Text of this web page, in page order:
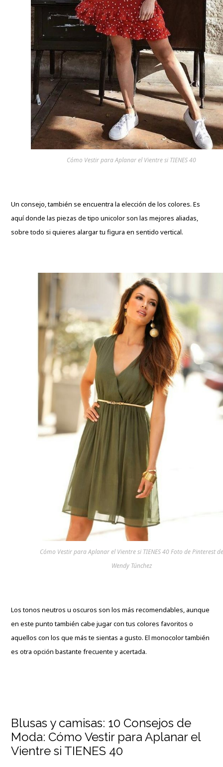
Cómo Vestir para Aplanar el Vientre si TIENES 40
Un consejo, también se encuentra la elección de los colores. Es
aquí donde las piezas de tipo unicolor son las mejores aliadas,
sobre todo si quieres alargar tu figura en sentido vertical.
Cómo Vestir para Aplanar el Vientre si TIENES 40 Foto de Pinterest de
Wendy Túnchez
Los tonos neutros u oscuros son los más recomendables, aunque
en este punto también cabe jugar con tus colores favoritos o
aquellos con los que más te sientas a gusto. El monocolor también
es otra opción bastante frecuente y acertada.
Blusas y camisas: 10 Consejos de
Moda: Cómo Vestir para Aplanar el
Vientre si TIENES 40